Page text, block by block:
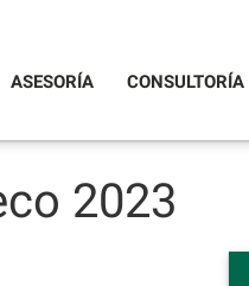
ASESORÍA CONSULTORÍA
2023